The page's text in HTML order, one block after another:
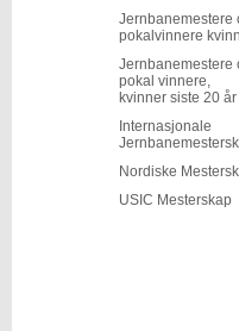
Jernbanemestere
pokalvinnere
Jernbanemestere
pokal vinnere,
kvinner siste 20 år
Internasjonale
Nordiske
USIC Mesterskap